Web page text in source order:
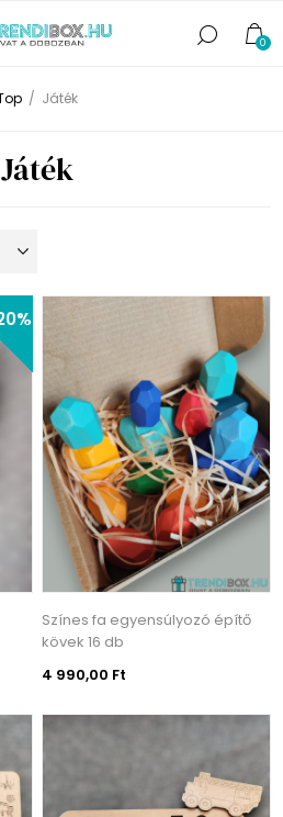
0
/ Játék
Játék
Színes fa egyensúlyozó építő
kövek 16 db
4 990,00 Ft